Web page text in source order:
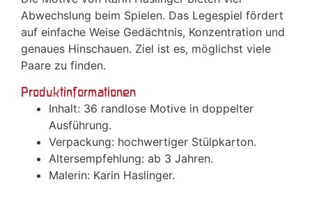
Abwechslung beim Spielen. Das Legespiel fördert
auf einfache Weise Gedächtnis, Konzentration und
genaues Hinschauen. Ziel ist es, möglichst viele
Paare zu finden.
Produktinformationen
Inhalt: 36 randlose Motive in doppelter
Ausführung.
Verpackung: hochwertiger Stülpkarton.
Altersempfehlung: ab 3 Jahren.
Malerin: Karin Haslinger.